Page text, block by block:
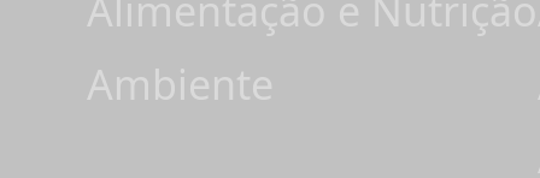
Ambiente